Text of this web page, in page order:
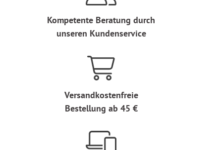
Kompetente Beratung durch
unseren Kundenservice
Versandkostenfreie
Bestellung ab 45 €